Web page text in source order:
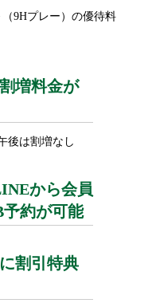
9Hプレー）の優待料
増料金が
後は割増なし
から会員
約が可能
割引特典